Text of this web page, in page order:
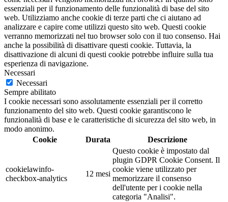
essenziali per il funzionamento delle funzionalità di base del sito
web. Utilizziamo anche cookie di terze parti che ci aiutano ad
analizzare e capire come utilizzi questo sito web. Questi cookie
verranno memorizzati nel tuo browser solo con il tuo consenso. Hai
anche la possibilità di disattivare questi cookie. Tuttavia, la
disattivazione di alcuni di questi cookie potrebbe influire sulla tua
esperienza di navigazione.
Necessari
Necessari
Sempre abilitato
I cookie necessari sono assolutamente essenziali per il corretto
funzionamento del sito web. Questi cookie garantiscono le
funzionalità di base e le caratteristiche di sicurezza del sito web, in
modo anonimo.
Cookie
Durata Descrizione
cookielawinfo-
checkbox-analytics
12 mesi
Questo cookie è impostato dal
plugin GDPR Cookie Consent. Il
cookie viene utilizzato per
memorizzare il consenso
dell'utente per i cookie nella
categoria "Analisi".